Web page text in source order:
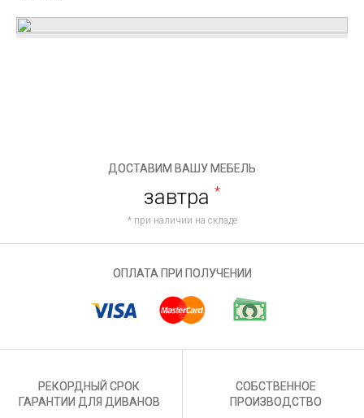
ДОСТАВИМ ВАШУ МЕБЕЛЬ
завтра *
* при наличии на складе
ОПЛАТА ПРИ ПОЛУЧЕНИИ
РЕКОРДНЫЙ СРОК
ГАРАНТИИ ДЛЯ ДИВАНОВ
СОБСТВЕННОЕ
ПРОИЗВОДСТВО